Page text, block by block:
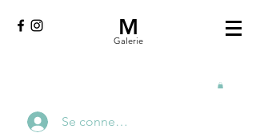
M
Galerie
Se connecter